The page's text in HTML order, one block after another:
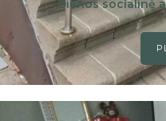
Dienos socialinė